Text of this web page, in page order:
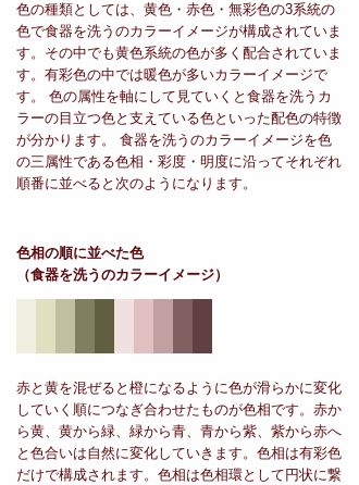
色の種類としては、黄色・赤色・無彩色の3系統の
色で食器を洗うのカラーイメージが構成されていま
す。その中でも黄色系統の色が多く配合されていま
す。有彩色の中では暖色が多いカラーイメージで
す。 色の属性を軸にして見ていくと食器を洗うカ
ラーの目立つ色と支えている色といった配色の特徴
が分かります。 食器を洗うのカラーイメージを色
の三属性である色相・彩度・明度に沿ってそれぞれ
順番に並べると次のようになります。
色相の順に並べた色
（食器を洗うのカラーイメージ）
赤と黄を混ぜると橙になるように色が滑らかに変化
していく順につなぎ合わせたものが色相です。赤か
ら黄、黄から緑、緑から青、青から紫、紫から赤へ
と色合いは自然に変化していきます。色相は有彩色
だけで構成されます。色相は色相環として円状に繋